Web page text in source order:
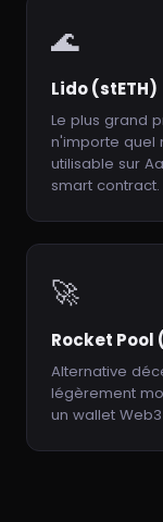
🌊
Lido (stETH)
Le plus grand
n'importe quel
utilisable sur
smart contract.
🚀
Rocket Pool
Alternative
légèrement
un wallet